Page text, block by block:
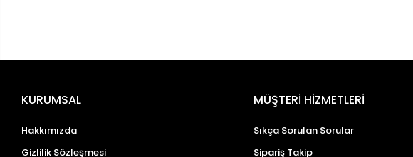
KURUMSAL
Hakkımızda
Gizlilik Sözleşmesi
MÜŞTERİ HİZMETLERİ
Sıkça Sorulan Sorular
Sipariş Takip